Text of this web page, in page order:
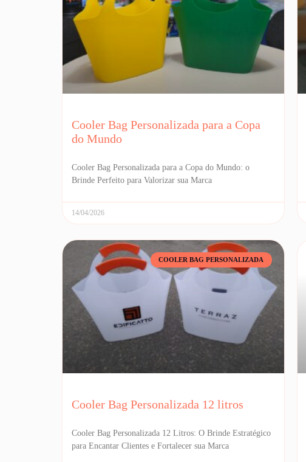
Cooler Bag Personalizada para a Copa
do Mundo
Cooler Bag Personalizada para a Copa do Mundo: o
Brinde Perfeito para Valorizar sua Marca
14/04/2026
COOLER BAG PERSONALIZADA
Cooler Bag Personalizada 12 litros
Cooler Bag Personalizada 12 Litros: O Brinde Estratégico
para Encantar Clientes e Fortalecer sua Marca